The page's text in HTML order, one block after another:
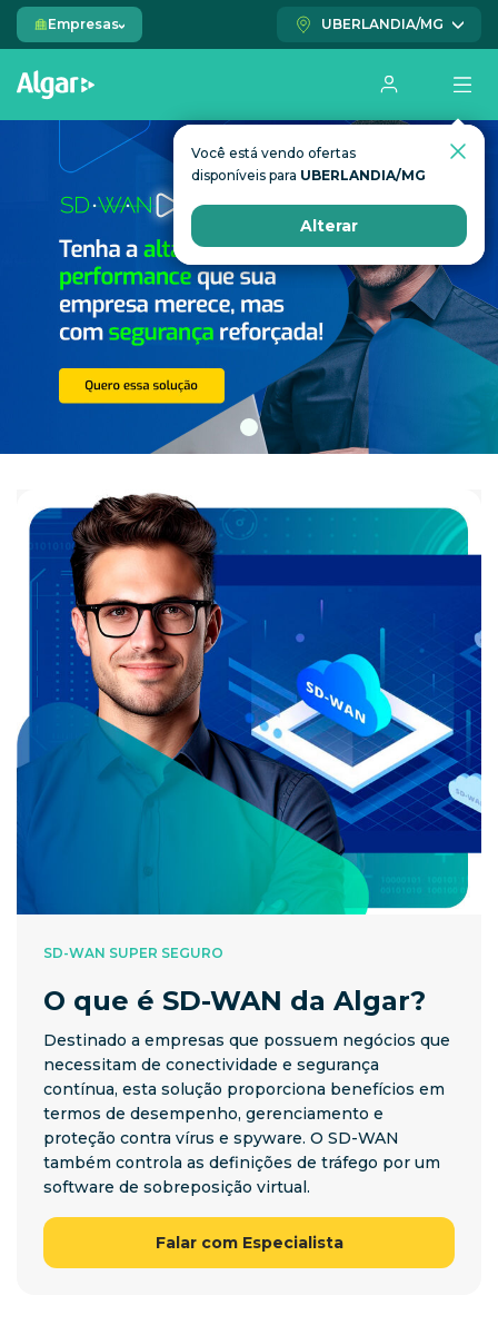
Empresas UBERLANDIA/MG
Você está vendo ofertas
disponíveis para UBERLANDIA/MG
Alterar
SD-WAN SUPER SEGURO
O que é SD-WAN da Algar?
Destinado a empresas que possuem negócios que
necessitam de conectividade e segurança
contínua, esta solução proporciona benefícios em
termos de desempenho, gerenciamento e
proteção contra vírus e spyware. O SD-WAN
também controla as definições de tráfego por um
software de sobreposição virtual.
Falar com Especialista
Você está vendo ofertas
disponíveis para UBERLANDIA/MG
Alterar